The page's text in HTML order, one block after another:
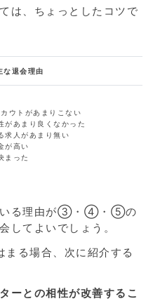
は、ちょっとしたコツで
な退会理由
ウトがあまりこない
があまり良くなかった
求人があまり無い
が高い
まった
いる理由が③・④・⑤の
してよいでしょう。
る場合、次に紹介する
ーとの相性が改善するこ